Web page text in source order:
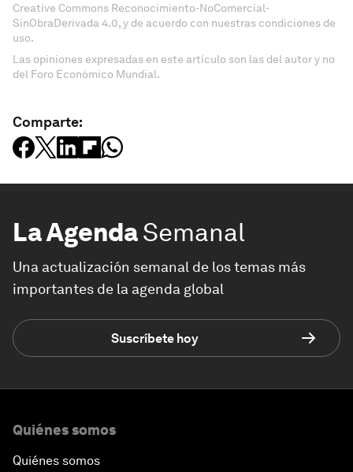
Creative Commons Reconocimiento-NoComercial-
SinObraDerivada 4.0, y de acuerdo con nuestras condiciones de
uso.
Las opiniones expresadas en este artículo son las del autor y no
del Foro Económico Mundial.
Comparte:
La AgendaSemanal
Una actualización semanal de los temas más
importantes de la agenda global
Suscríbete hoy
Quiénes somos
Quiénes somos